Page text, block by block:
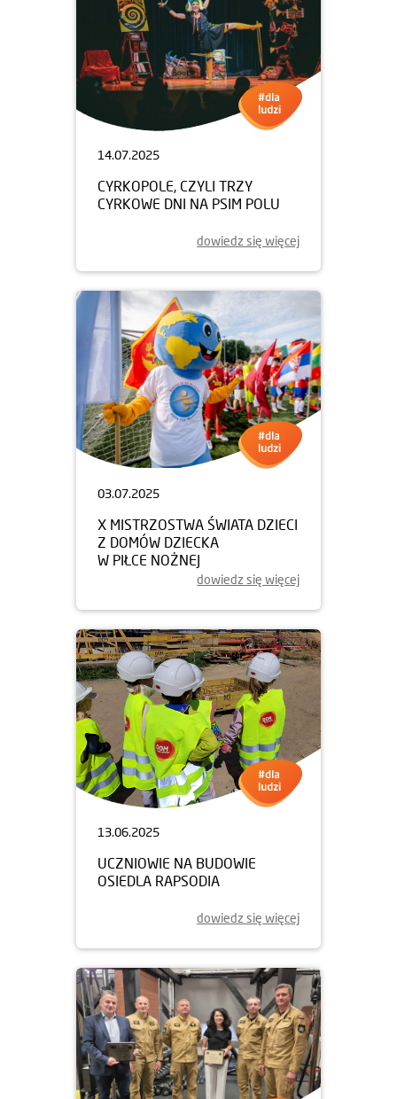
14.07.2025
CYRKOPOLE, CZYLI TRZY
CYRKOWE DNI NA PSIM POLU
dowiedz się więcej
03.07.2025
X MISTRZOSTWA ŚWIATA DZIECI
Z DOMÓW DZIECKA
W PIŁCE NOŻNEJ
dowiedz się więcej
13.06.2025
UCZNIOWIE NA BUDOWIE
OSIEDLA RAPSODIA
dowiedz się więcej